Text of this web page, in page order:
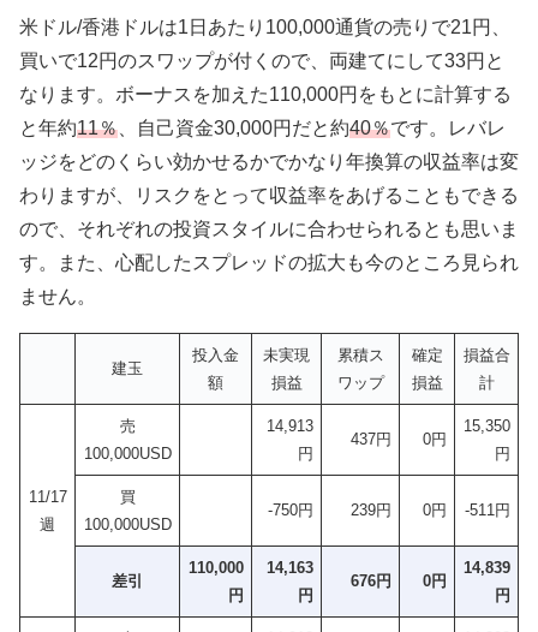
米ドル/香港ドルは1日あたり100,000通貨の売りで21円、
買いで12円のスワップが付くので、両建てにして33円と
なります。ボーナスを加えた110,000円をもとに計算する
と年約11％ 、自己資金30,000円だと約40％です。レバレ
ッジをどのくらい効かせるかでかなり年換算の収益率は変
わりますが、リスクをとって収益率をあげることもできる
ので、それぞれの投資スタイルに合わせられるとも思いま
す。また、心配したスプレッドの拡大も今のところ見られ
ません。
建玉
投入金
額
未実現
損益
累積ス
ワップ
確定
損益
損益合
計
11/17
週
売
100,000USD
14,913
円
437円 0円
15,350
円
買
100,000USD
-750円 239円 0円 -511円
差引
110,000
円
14,163
円
676円 0円
14,839
円